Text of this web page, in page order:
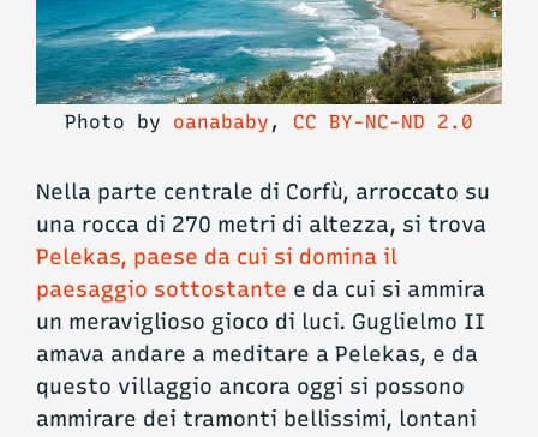
Photo by oanababy , CC BY-NC-ND 2.0
Nella parte centrale di Corfù, arroccato su
una rocca di 270 metri di altezza, si trova
Pelekas, paese da cui si domina il
paesaggio sottostante e da cui si ammira
un meraviglioso gioco di luci. Guglielmo II
amava andare a meditare a Pelekas, e da
questo villaggio ancora oggi si possono
ammirare dei tramonti bellissimi, lontani